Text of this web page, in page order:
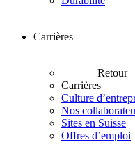
Carrières
Retour
Carrières
Culture
Nos
Sites en Suisse
Offres d’emploi